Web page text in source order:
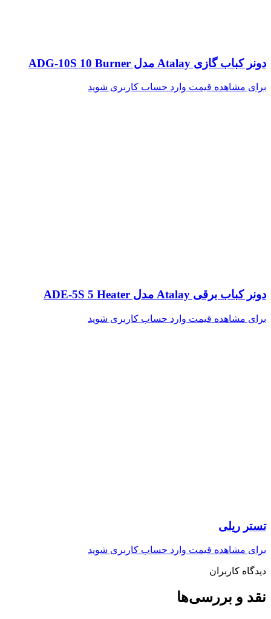
دونر کباب گازی Atalay مدل ADG-10S 10 Burner
برای مشاهده قیمت وارد حساب کاربری شوید
دونر کباب برقی Atalay مدل ADE-5S 5 Heater
برای مشاهده قیمت وارد حساب کاربری شوید
تستر ریلی
برای مشاهده قیمت وارد حساب کاربری شوید
دیدگاه کاربران
نقد و بررسی‌ها